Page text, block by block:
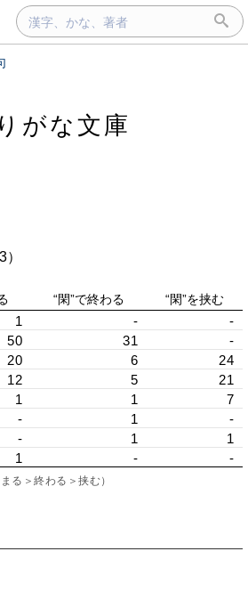
がな文庫
“閑”で終わる “閑”を挟む
1 -
-
50 31
-
20 6
24
12 5
21
1 1
7
- 1
-
- 1
1
1 - -
る＞終わる＞挟む）